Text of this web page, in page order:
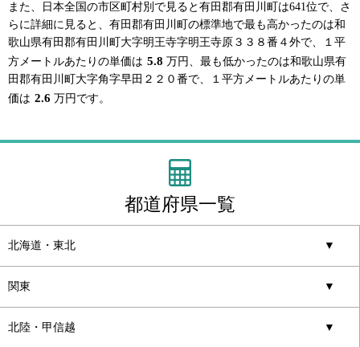
また、日本全国の市区町村別で見ると有田郡有田川町は641位で、さ
らに詳細に見ると、有田郡有田川町の標準地で最も高かったのは和
歌山県有田郡有田川町大字明王寺字明王寺原３３８番４外で、１平
方メートルあたりの単価は 5.8 万円、最も低かったのは和歌山県有
田郡有田川町大字角字早田２２０番で、１平方メートルあたりの単
価は 2.6 万円です。
都道府県一覧
北海道・東北 ▼
関東 ▼
北陸・甲信越 ▼